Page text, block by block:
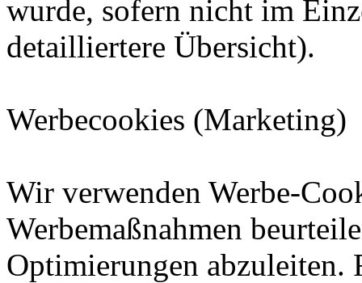
wurde, sofern nicht im
detailliertere Übersicht).
Werbecookies (Marketing)
Wir verwenden Werbe-
Werbemaßnahmen
Optimierungen abzuleiten.